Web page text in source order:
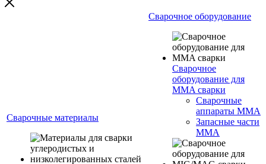
Сварочные материалы
Сварочное оборудование
Сварочное
оборудование для
MMA сварки
Сварочные
аппараты MMA
Запасные части
MMA